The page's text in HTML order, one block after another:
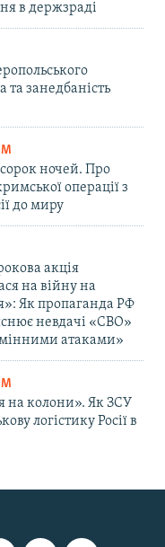
в держзраді
та занедбаність
ночей. Про
операції з
до миру
акція
на війну на
Як пропаганда РФ
невдачі «СВО»
атаками»
на колони». Як ЗСУ
логістику Росії в